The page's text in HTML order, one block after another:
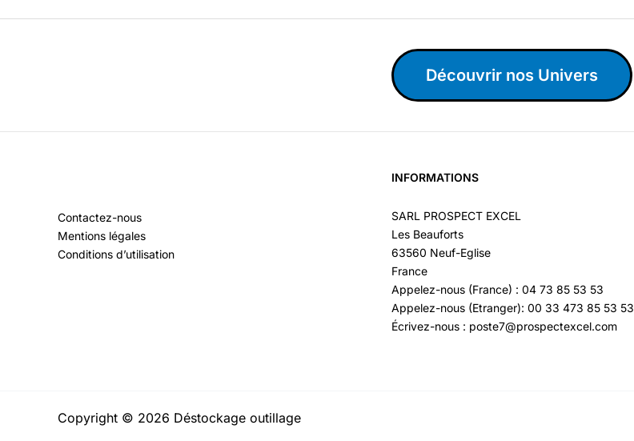
Découvrir nos Univers
Contactez-nous
Mentions légales
Conditions d’utilisation
INFORMATIONS
SARL PROSPECT EXCEL
Les Beauforts
63560 Neuf-Eglise
France
Appelez-nous (France) : 04 73 85 53 53
Appelez-nous (Etranger): 00 33 473 85 53 53
Écrivez-nous : poste7@prospectexcel.com
Copyright © 2026 Déstockage outillage